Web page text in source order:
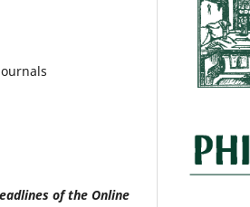
of the Online